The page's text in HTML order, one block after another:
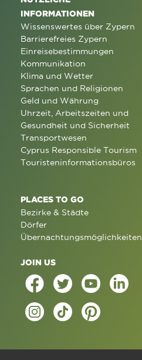
INFORMATIONEN
Wissenswertes über Zypern
Barrierefreies Zypern
Einreisebestimmungen
Kommunikation
Klima und Wetter
Sprachen und Religionen
Geld und Währung
Uhrzeit, Arbeitszeiten und
Gesundheit und Sicherheit
Transportwesen
Cyprus Responsible Tourism
Touristeninformationsbüros
PLACES TO GO
Bezirke & Städte
Dörfer
Übernachtungsmöglichkeiten
JOIN US